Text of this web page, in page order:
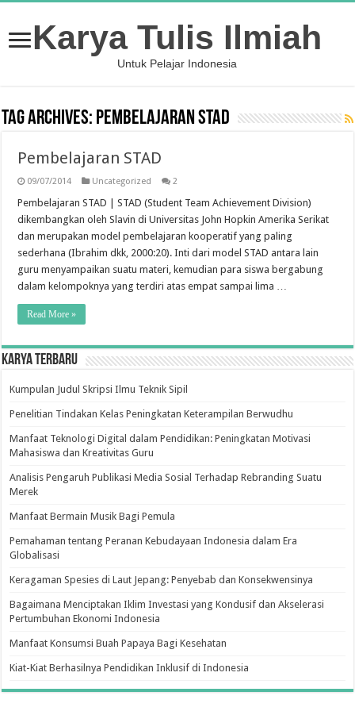
Karya Tulis Ilmiah
Untuk Pelajar Indonesia
Tag Archives: Pembelajaran STAD
Pembelajaran STAD
09/07/2014 Uncategorized 2
Pembelajaran STAD | STAD (Student Team Achievement Division)
dikembangkan oleh Slavin di Universitas John Hopkin Amerika Serikat
dan merupakan model pembelajaran kooperatif yang paling
sederhana (Ibrahim dkk, 2000:20). Inti dari model STAD antara lain
guru menyampaikan suatu materi, kemudian para siswa bergabung
dalam kelompoknya yang terdiri atas empat sampai lima …
Read More »
Karya Terbaru
Kumpulan Judul Skripsi Ilmu Teknik Sipil
Penelitian Tindakan Kelas Peningkatan Keterampilan Berwudhu
Manfaat Teknologi Digital dalam Pendidikan: Peningkatan Motivasi
Mahasiswa dan Kreativitas Guru
Analisis Pengaruh Publikasi Media Sosial Terhadap Rebranding Suatu
Merek
Manfaat Bermain Musik Bagi Pemula
Pemahaman tentang Peranan Kebudayaan Indonesia dalam Era
Globalisasi
Keragaman Spesies di Laut Jepang: Penyebab dan Konsekwensinya
Bagaimana Menciptakan Iklim Investasi yang Kondusif dan Akselerasi
Pertumbuhan Ekonomi Indonesia
Manfaat Konsumsi Buah Papaya Bagi Kesehatan
Kiat-Kiat Berhasilnya Pendidikan Inklusif di Indonesia